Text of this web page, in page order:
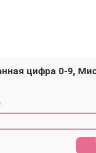
цифра 0-9,